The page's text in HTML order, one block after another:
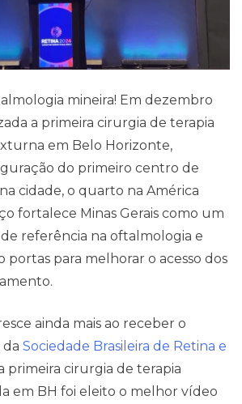
Jurídicos
Contato
mineira! Em dezembro
a primeira cirurgia de terapia
em Belo Horizonte,
do primeiro centro de
cidade, o quarto na América
fortalece Minas Gerais como um
referência na oftalmologia e
portas para melhorar o acesso dos
ainda mais ao receber o
Sociedade Brasileira de Retina e
primeira cirurgia de terapia
em BH foi eleito o melhor vídeo